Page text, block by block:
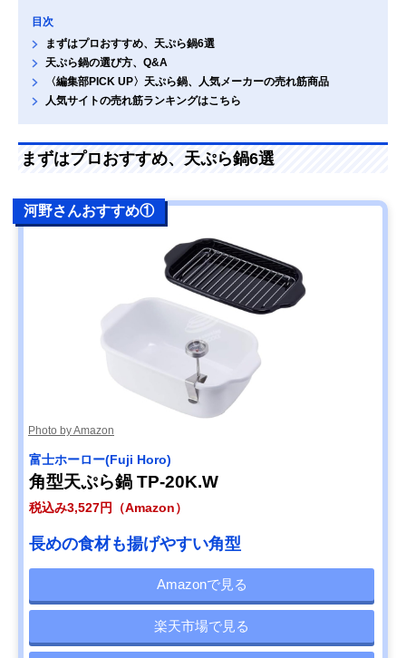
目次
まずはプロおすすめ、天ぷら鍋6選
天ぷら鍋の選び方、Q&A
〈編集部PICK UP〉天ぷら鍋、人気メーカーの売れ筋商品
人気サイトの売れ筋ランキングはこちら
まずはプロおすすめ、天ぷら鍋6選
河野さんおすすめ①
Photo by Amazon
‎富士ホーロー(Fuji Horo)
角型天ぷら鍋 TP-20K.W
税込み3,527円（Amazon）
長めの食材も揚げやすい角型
Amazonで見る
楽天市場で見る